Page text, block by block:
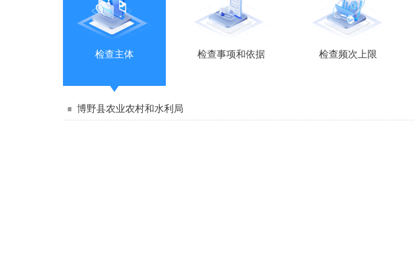
检查主体 检查事项和依据 检查频次上限
博野县农业农村和水利局